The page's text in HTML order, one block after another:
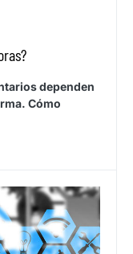
dependen
Cómo